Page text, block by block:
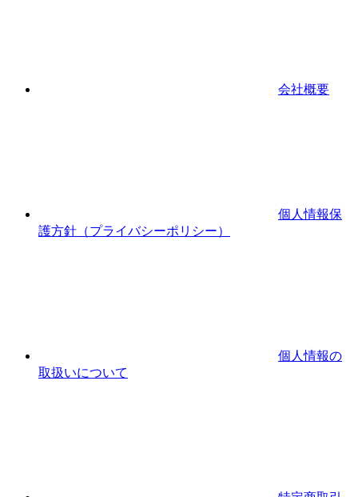
会社概要
個人情報保
護方針（プライバシーポリシー）
個人情報の
取扱いについて